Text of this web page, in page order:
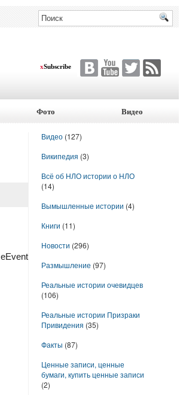
xSubscribe
Фото Видео
eEvent
Видео (127)
Википедия (3)
Всё об НЛО истории о НЛО
(14)
Вымышленные истории (4)
Книги (11)
Новости (296)
Размышление (97)
Реальные истории очевидцев
(106)
Реальные истории Призраки
Привидения (35)
Факты (87)
Ценные записи, ценные
бумаги, купить ценные записи
(2)